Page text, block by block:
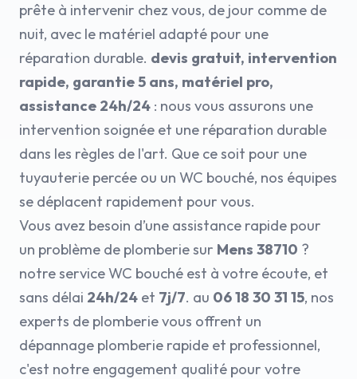
prête à intervenir chez vous, de jour comme de
nuit, avec le matériel adapté pour une
réparation durable. devis gratuit, intervention
rapide, garantie 5 ans, matériel pro,
assistance 24h/24 : nous vous assurons une
intervention soignée et une réparation durable
dans les règles de l'art. Que ce soit pour une
tuyauterie percée ou un WC bouché, nos équipes
se déplacent rapidement pour vous.
Vous avez besoin d’une assistance rapide pour
un problème de plomberie sur Mens 38710 ?
notre service WC bouché est à votre écoute, et
sans délai 24h/24 et 7j/7. au 06 18 30 31 15, nos
experts de plomberie vous offrent un
dépannage plomberie rapide et professionnel,
c'est notre engagement qualité pour votre